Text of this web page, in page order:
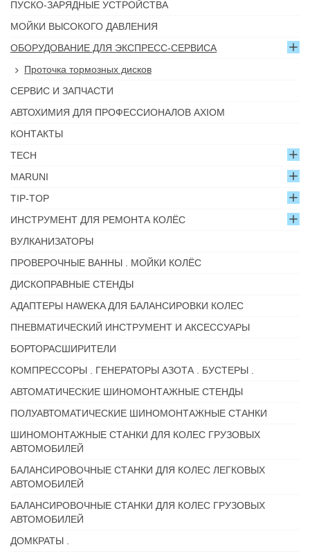
ПУСКО-ЗАРЯДНЫЕ УСТРОЙСТВА
МОЙКИ ВЫСОКОГО ДАВЛЕНИЯ
ОБОРУДОВАНИЕ ДЛЯ ЭКСПРЕСС-СЕРВИСА
Проточка тормозных дисков
СЕРВИС И ЗАПЧАСТИ
АВТОХИМИЯ ДЛЯ ПРОФЕССИОНАЛОВ AXIOM
КОНТАКТЫ
TECH
MARUNI
TIP-TOP
ИНСТРУМЕНТ ДЛЯ РЕМОНТА КОЛЁС
ВУЛКАНИЗАТОРЫ
ПРОВЕРОЧНЫЕ ВАННЫ . МОЙКИ КОЛЁС
ДИСКОПРАВНЫЕ СТЕНДЫ
АДАПТЕРЫ HAWEKA ДЛЯ БАЛАНСИРОВКИ КОЛЕС
ПНЕВМАТИЧЕСКИЙ ИНСТРУМЕНТ И АКСЕССУАРЫ
БОРТОРАСШИРИТЕЛИ
КОМПРЕССОРЫ . ГЕНЕРАТОРЫ АЗОТА . БУСТЕРЫ .
АВТОМАТИЧЕСКИЕ ШИНОМОНТАЖНЫЕ СТЕНДЫ
ПОЛУАВТОМАТИЧЕСКИЕ ШИНОМОНТАЖНЫЕ СТАНКИ
ШИНОМОНТАЖНЫЕ СТАНКИ ДЛЯ КОЛЕС ГРУЗОВЫХ
АВТОМОБИЛЕЙ
БАЛАНСИРОВОЧНЫЕ СТАНКИ ДЛЯ КОЛЕС ЛЕГКОВЫХ
АВТОМОБИЛЕЙ
БАЛАНСИРОВОЧНЫЕ СТАНКИ ДЛЯ КОЛЕС ГРУЗОВЫХ
АВТОМОБИЛЕЙ
ДОМКРАТЫ .